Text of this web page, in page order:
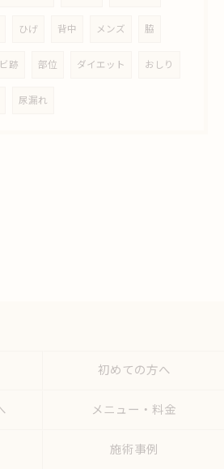
ひげ 背中 メンズ 脇
跡 部位 ダイエット おしり
尿漏れ
初めての方へ
メニュー・料金
施術事例